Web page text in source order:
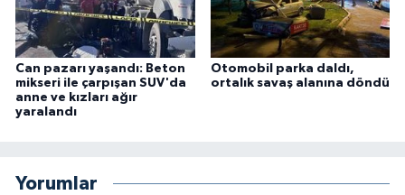
Can pazarı yaşandı: Beton
mikseri ile çarpışan SUV'da
anne ve kızları ağır
yaralandı
Otomobil parka daldı,
ortalık savaş alanına döndü
Yorumlar